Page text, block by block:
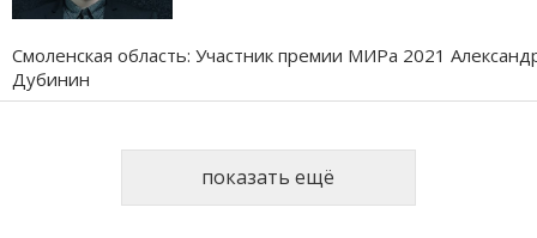
Смоленская область: Участник премии МИРа 2021
Дубинин
показать ещё